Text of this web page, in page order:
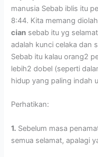
manusia Sebab iblis itu
8:44. Kita memang
cian sebab itu yg
adalah kunci celaka dan
Sebab itu kalau orang2
lebih2 dobel (seperti
hidup yang paling indah
Perhatikan:
1. Sebelum masa
semua selamat, apalagi